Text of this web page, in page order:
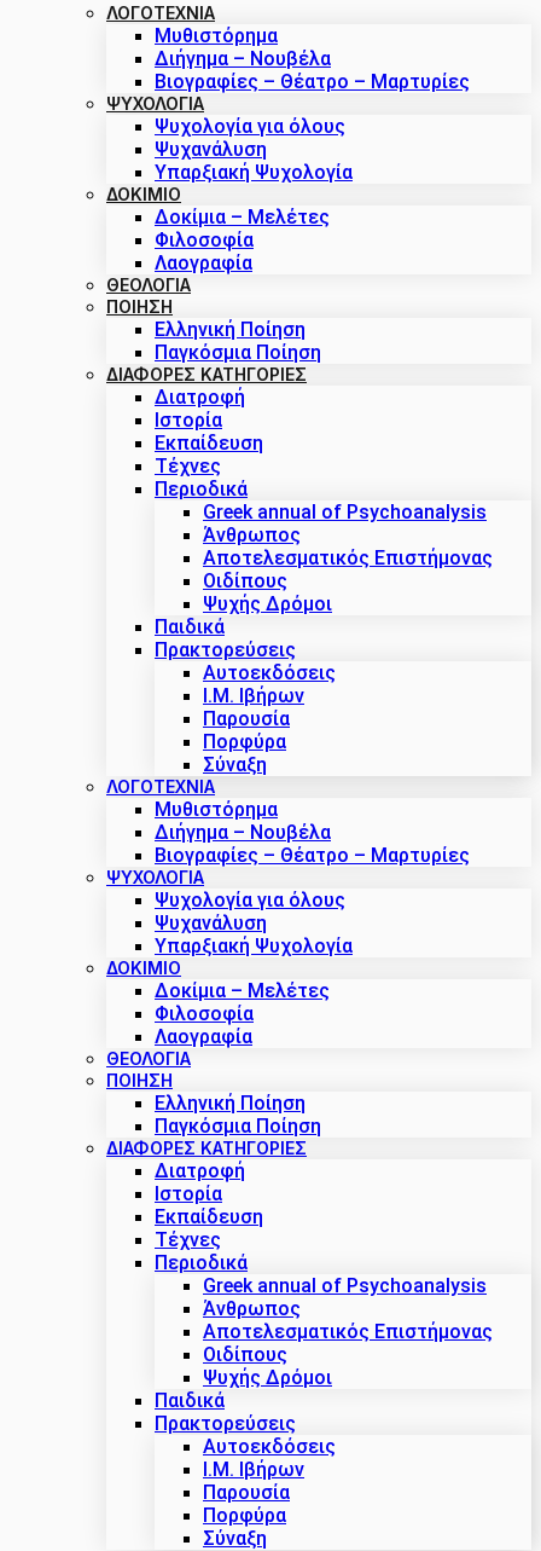
ΛΟΓΟΤΕΧΝΙΑ
Μυθιστόρημα
Διήγημα – Νουβέλα
Βιογραφίες – Θέατρο – Μαρτυρίες
ΨΥΧΟΛΟΓΙΑ
Ψυχολογία για όλους
Ψυχανάλυση
Υπαρξιακή Ψυχολογία
ΔΟΚΊΜΙΟ
Δοκίμια – Μελέτες
Φιλοσοφία
Λαογραφία
ΘΕΟΛΟΓΙΑ
ΠΟΙΗΣΗ
Ελληνική Ποίηση
Παγκόσμια Ποίηση
ΔΙΑΦΟΡΕΣ ΚΑΤΗΓΟΡΙΕΣ
Διατροφή
Ιστορία
Εκπαίδευση
Τέχνες
Περιοδικά
Greek annual of Psychoanalysis
Άνθρωπος
Αποτελεσματικός Επιστήμονας
Οιδίπους
Ψυχής Δρόμοι
Παιδικά
Πρακτoρεύσεις
Αυτοεκδόσεις
Ι.Μ. Ιβήρων
Παρουσία
Πορφύρα
Σύναξη
ΛΟΓΟΤΕΧΝΙΑ
Μυθιστόρημα
Διήγημα – Νουβέλα
Βιογραφίες – Θέατρο – Μαρτυρίες
ΨΥΧΟΛΟΓΙΑ
Ψυχολογία για όλους
Ψυχανάλυση
Υπαρξιακή Ψυχολογία
ΔΟΚΊΜΙΟ
Δοκίμια – Μελέτες
Φιλοσοφία
Λαογραφία
ΘΕΟΛΟΓΙΑ
ΠΟΙΗΣΗ
Ελληνική Ποίηση
Παγκόσμια Ποίηση
ΔΙΑΦΟΡΕΣ ΚΑΤΗΓΟΡΙΕΣ
Διατροφή
Ιστορία
Εκπαίδευση
Τέχνες
Περιοδικά
Greek annual of Psychoanalysis
Άνθρωπος
Αποτελεσματικός Επιστήμονας
Οιδίπους
Ψυχής Δρόμοι
Παιδικά
Πρακτoρεύσεις
Αυτοεκδόσεις
Ι.Μ. Ιβήρων
Παρουσία
Πορφύρα
Σύναξη